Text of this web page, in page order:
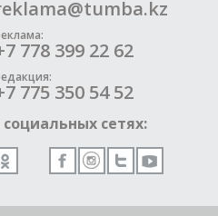
778 399 22 62
775 350 54 52
сетях: